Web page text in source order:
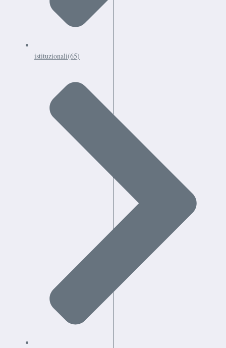
istituzionali(65)